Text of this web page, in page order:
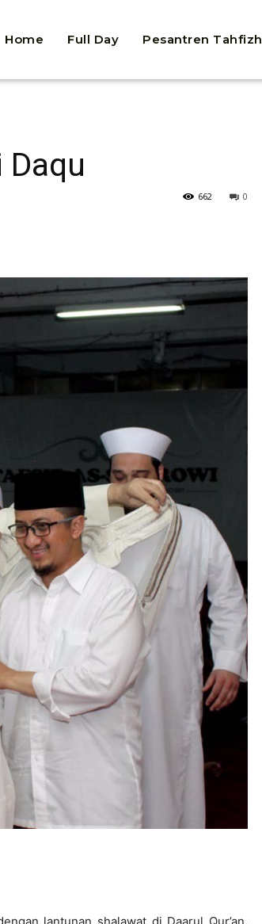
Home Full Day Pesantren Tahfizh
0
662